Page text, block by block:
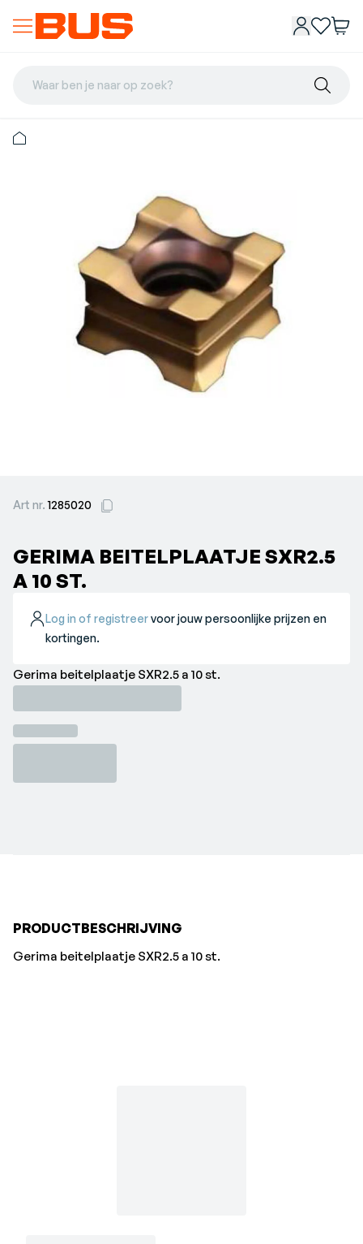
Waar ben je naar op zoek?
Art nr.1285020
GERIMA BEITELPLAATJE SXR2.5
A 10 ST.
Log in of registreervoor jouw persoonlijke prijzen en
kortingen.
Gerima beitelplaatje SXR2.5 a 10 st.
PRODUCTBESCHRIJVING
Gerima beitelplaatje SXR2.5 a 10 st.